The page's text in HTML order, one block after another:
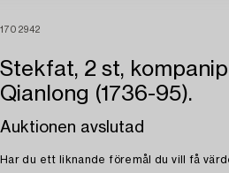
1702942
Stekfat, 2 st,
Qianlong (1736-95).
Auktionen avslutad
Har du ett liknande föremål du vill få